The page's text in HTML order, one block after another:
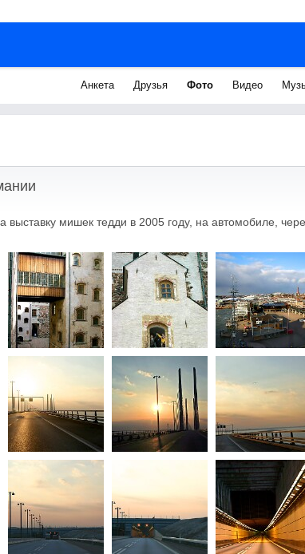
Анкета Друзья Фото Видео
мишек тедди в 2005 году, на автомобиле,